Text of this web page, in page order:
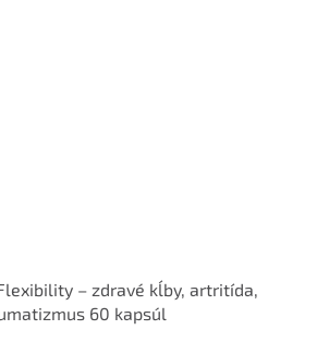
– zdravé kĺby, artritída,
60 kapsúl